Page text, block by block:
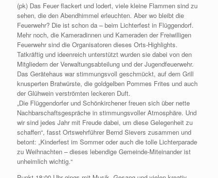
(pk) Das Feuer flackert und lodert, viele kleine Flammen sind zu
sehen, die den Abendhimmel erleuchten. Aber wo bleibt die
Feuerwehr? Die ist schon da – beim Lichterfest in Flüggendorf.
Mehr noch, die Kameradinnen und Kameraden der Freiwilligen
Feuerwehr sind die Organisatoren dieses Orts-Highlights.
Tatkräftig und ideenreich unterstützt wurden sie dabei von den
Mitgliedern der Verwaltungsabteilung und der Jugendfeuerwehr.
Das Gerätehaus war stimmungsvoll geschmückt, auf dem Grill
knusperten Bratwürste, die goldgelben Pommes Frites und auch
der Glühwein verströmten leckeren Duft.
„Die Flüggendorfer und Schönkirchener freuen sich über nette
Nachbarschaftsgespräche in stimmungsvoller Atmosphäre. Und
wir sind jedes Jahr mit Freude dabei, um diese Gelegenheit zu
schaffen“, fasst Ortswehrführer Bernd Sievers zusammen und
betont: „Kinderfest im Sommer oder auch die tolle Lichterparade
zu Weihnachten – dieses lebendige Gemeinde-Miteinander ist
unheimlich wichtig.“